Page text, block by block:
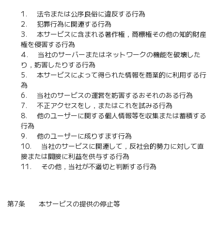
法令または公序良俗に違反する行為
犯罪行為に関連する行為
本サービスに含まれる著作権，商標権その他の知的財産
権を侵害する行為
当社のサーバーまたはネットワークの機能を破壊した
り，妨害したりする行為
本サービスによって得られた情報を商業的に利用する行
為
当社のサービスの運営を妨害するおそれのある行為
不正アクセスをし，またはこれを試みる行為
他のユーザーに関する個人情報等を収集または蓄積する
行為
他のユーザーに成りすます行為
当社のサービスに関連して，反社会的勢力に対して直
接または間接に利益を供与する行為
その他，当社が不適切と判断する行為
第7条 本サービスの提供の停止等